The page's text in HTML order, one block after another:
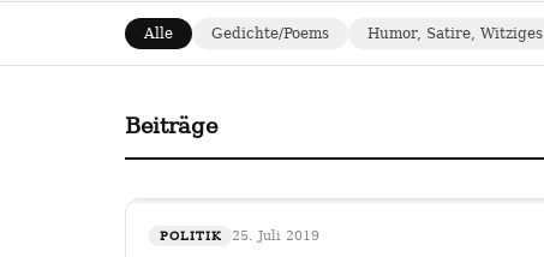
Alle Gedichte/Poems Humor, Satire, Witziges
Beiträge
POLITIK 25. Juli 2019